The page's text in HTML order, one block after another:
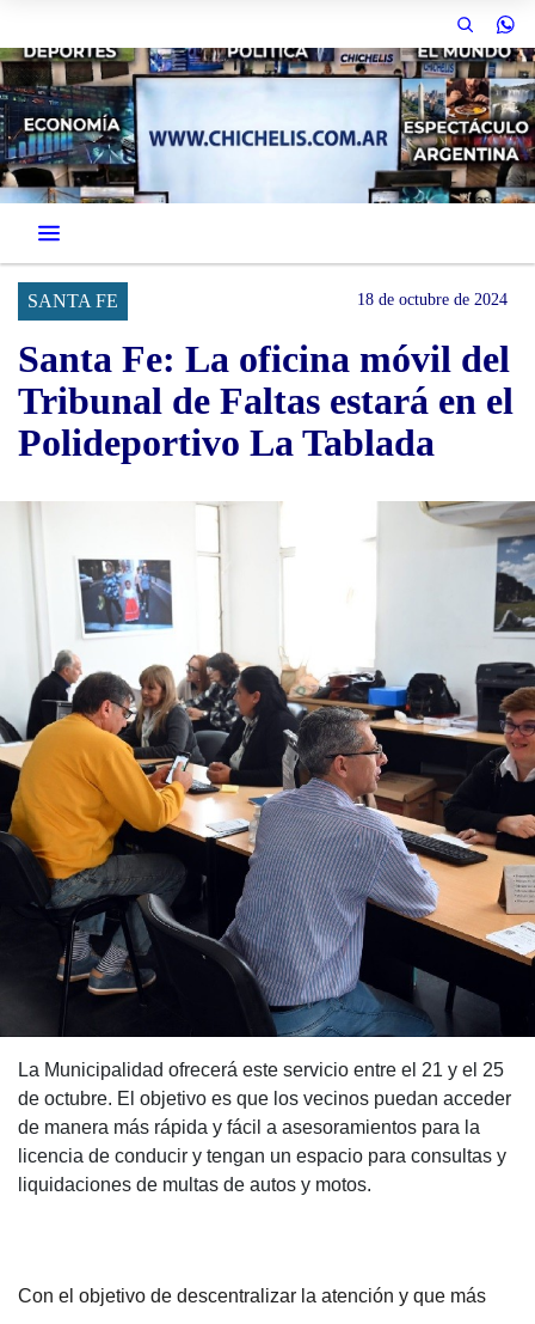
SANTA FE 18 de octubre de 2024
Santa Fe: La oficina móvil del
Tribunal de Faltas estará en el
Polideportivo La Tablada
La Municipalidad ofrecerá este servicio entre el 21 y el 25
de octubre. El objetivo es que los vecinos puedan acceder
de manera más rápida y fácil a asesoramientos para la
licencia de conducir y tengan un espacio para consultas y
liquidaciones de multas de autos y motos.
Con el objetivo de descentralizar la atención y que más